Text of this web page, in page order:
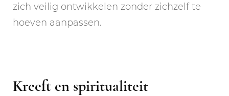
zich veilig ontwikkelen zonder zichzelf te
hoeven aanpassen.
Kreeft en spiritualiteit